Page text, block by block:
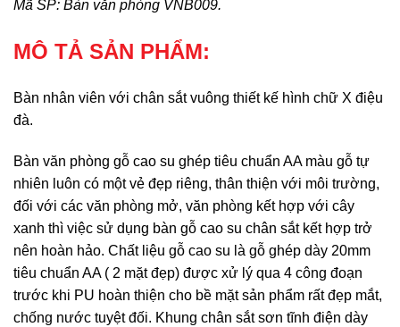
Mã SP: Bàn văn phòng VNB009.
MÔ TẢ SẢN PHẨM:
Bàn nhân viên với chân sắt vuông thiết kế hình chữ X điệu
đà.
Bàn văn phòng gỗ cao su ghép tiêu chuẩn AA màu gỗ tự
nhiên luôn có một vẻ đẹp riêng, thân thiện với môi trường,
đối với các văn phòng mở, văn phòng kết hợp với cây
xanh thì việc sử dụng bàn gỗ cao su chân sắt kết hợp trở
nên hoàn hảo. Chất liệu gỗ cao su là gỗ ghép dày 20mm
tiêu chuẩn AA ( 2 mặt đẹp) được xử lý qua 4 công đoạn
trước khi PU hoàn thiện cho bề mặt sản phẩm rất đẹp mắt,
chống nước tuyệt đối. Khung chân sắt sơn tĩnh điện dày